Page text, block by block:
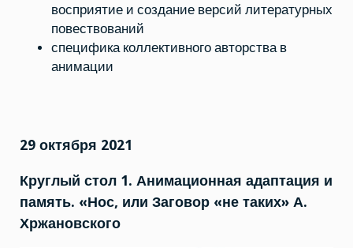
восприятие и создание версий литературных
повествований
специфика коллективного авторства в
анимации
29 октября 2021
Круглый стол 1. Анимационная адаптация и
память. «Нос, или Заговор «не таких» А.
Хржановского